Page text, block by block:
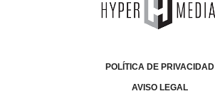
POLÍTICA DE PRIVACIDAD
AVISO LEGAL